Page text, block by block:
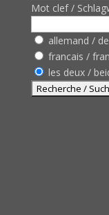
Mot clef /
allemand /
francais /
les deux /